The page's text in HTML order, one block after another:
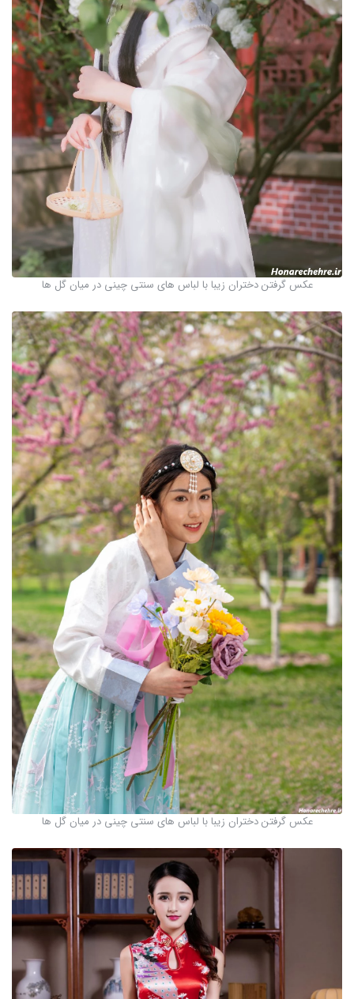
عکس گرفتن دختران زیبا با لباس های سنتی چینی در میان گل ها
عکس گرفتن دختران زیبا با لباس های سنتی چینی در میان گل ها